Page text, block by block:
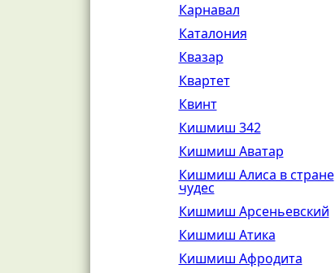
Карнавал
Каталония
Квазар
Квартет
Квинт
Кишмиш 342
Кишмиш Аватар
Кишмиш Алиса в стране
чудес
Кишмиш Арсеньевский
Кишмиш Атика
Кишмиш Афродита